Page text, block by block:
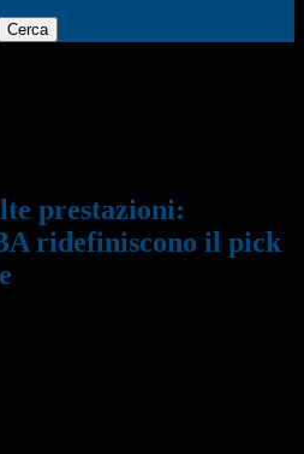
prestazioni:
ridefiniscono il pick